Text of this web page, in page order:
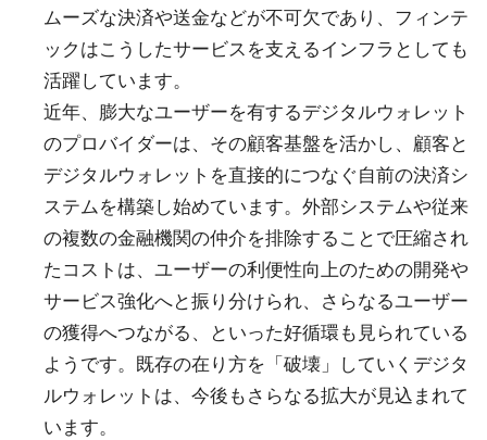
ムーズな決済や送金などが不可欠であり、フィンテ
ックはこうしたサービスを支えるインフラとしても
活躍しています。
近年、膨大なユーザーを有するデジタルウォレット
のプロバイダーは、その顧客基盤を活かし、顧客と
デジタルウォレットを直接的につなぐ自前の決済シ
ステムを構築し始めています。外部システムや従来
の複数の金融機関の仲介を排除することで圧縮され
たコストは、ユーザーの利便性向上のための開発や
サービス強化へと振り分けられ、さらなるユーザー
の獲得へつながる、といった好循環も見られている
ようです。既存の在り方を「破壊」していくデジタ
ルウォレットは、今後もさらなる拡大が見込まれて
います。